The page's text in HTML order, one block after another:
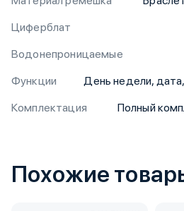
Циферблат
Водонепроницаемые
Функции
День недели,
Комплектация
Полный
Похожие